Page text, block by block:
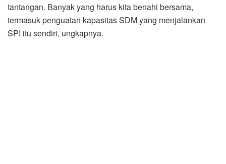
tantangan. Banyak yang harus kita benahi bersama,
termasuk penguatan kapasitas SDM yang menjalankan
SPI itu sendiri, ungkapnya.